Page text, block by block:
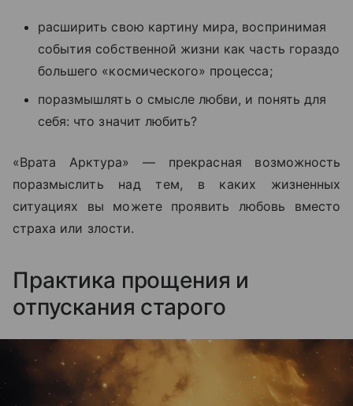
расширить свою картину мира, воспринимая
события собственной жизни как часть гораздо
большего «космического» процесса;
поразмышлять о смысле любви, и понять для
себя: что значит любить?
«Врата Арктура» — прекрасная возможность
поразмыслить над тем, в каких жизненных
ситуациях вы можете проявить любовь вместо
страха или злости.
Практика прощения и
отпускания старого